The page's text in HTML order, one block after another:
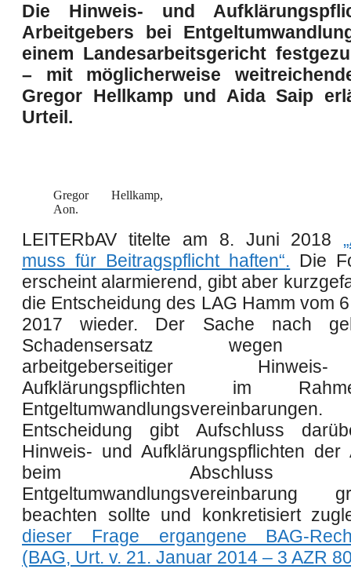
Die Hinweis- und
Arbeitgebers bei
einem Landesarbeitsgericht
– mit möglicherweise
Gregor Hellkamp und Aida Saip
Urteil.
Gregor Hellkamp,
Aon.
LEITERbAV titelte am 8. Juni 2018 „
muss für Beitragspflicht haften“. Die
erscheint alarmierend, gibt aber
die Entscheidung des LAG Hamm vom
2017 wieder. Der Sache nach
Schadensersatz wegen
arbeitgeberseitiger
Aufklärungspflichten im
Entscheidung gibt Aufschluss
Hinweis- und Aufklärungspflichten der
beim Abschluss
Entgeltumwandlungsvereinbarung
beachten sollte und konkretisiert
dieser Frage ergangene BAG-
(BAG, Urt. v. 21. Januar 2014 – 3 AZR